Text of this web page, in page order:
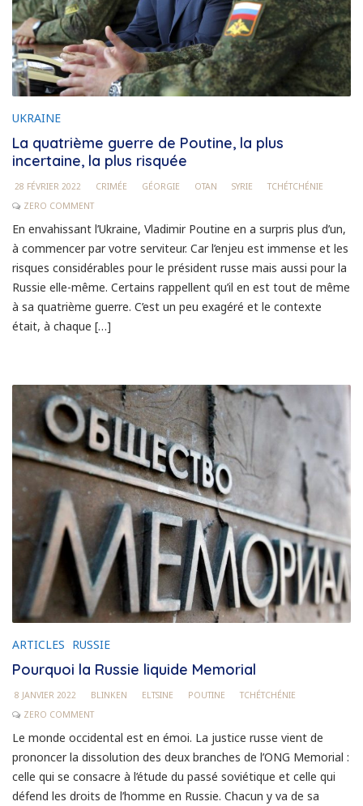
UKRAINE
La quatrième guerre de Poutine, la plus
incertaine, la plus risquée
28 FÉVRIER 2022 CRIMÉE GÉORGIE OTAN SYRIE
TCHÉTCHÉNIE
ZERO COMMENT
En envahissant l’Ukraine, Vladimir Poutine en a surpris plus d’un,
à commencer par votre serviteur. Car l’enjeu est immense et les
risques considérables pour le président russe mais aussi pour la
Russie elle-même. Certains rappellent qu’il en est tout de même
à sa quatrième guerre. C’est un peu exagéré et le contexte
était, à chaque […]
ARTICLES RUSSIE
Pourquoi la Russie liquide Memorial
8 JANVIER 2022 BLINKEN ELTSINE POUTINE
TCHÉTCHÉNIE
ZERO COMMENT
Le monde occidental est en émoi. La justice russe vient de
prononcer la dissolution des deux branches de l’ONG Memorial :
celle qui se consacre à l’étude du passé soviétique et celle qui
défend les droits de l’homme en Russie. Chacun y va de sa